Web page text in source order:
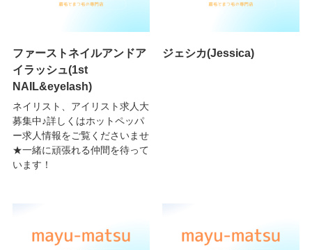
ファーストネイルアンドア
イラッシュ(1st
NAIL&eyelash)
ネイリスト、アイリスト求人大
募集中♪詳しくはホットペッパ
ー求人情報をご覧くださいませ
★一緒に頑張れる仲間を待って
います！
ジェシカ(Jessica)